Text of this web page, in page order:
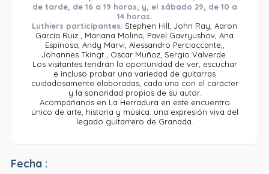
de tarde, de 16 a 19 horas, y, el sábado 29, de 10 a
14 horas.
Luthiers participantes: Stephen Hill, John Ray, Aaron
García Ruiz , Mariana Molina, Pavel Gavryushov, Ana
Espinosa, Andy Marvi, Alessandro Perciaccante,,
Johannes Tkingt , Oscar Muñoz, Sergio Valverde.
Los visitantes tendrán la oportunidad de ver, escuchar
e incluso probar una variedad de guitarras
cuidadosamente elaboradas, cada una con el carácter
y la sonoridad propios de su autor.
Acompáñanos en La Herradura en este encuentro
único de arte, historia y música. una expresión viva del
legado guitarrero de Granada.
Fecha :